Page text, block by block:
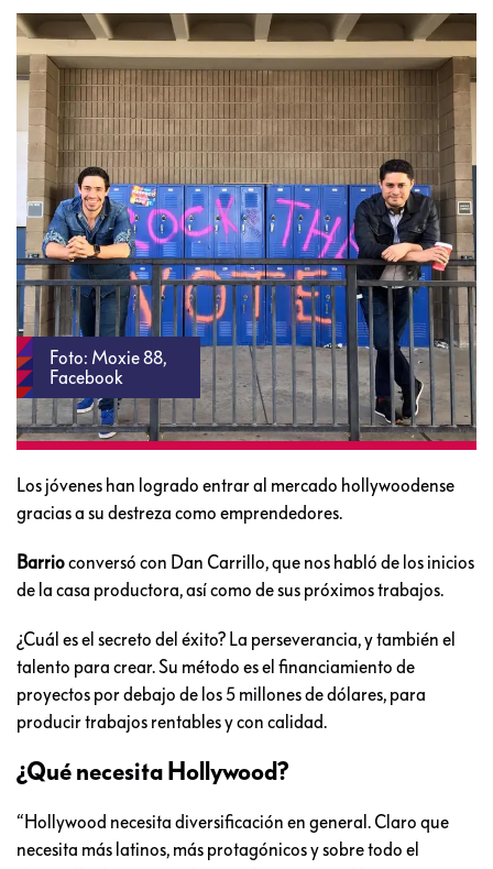
Foto: Moxie 88,
Facebook
Los jóvenes han logrado entrar al mercado hollywoodense
gracias a su destreza como emprendedores.
Barrioconversó con Dan Carrillo, que nos habló de los inicios
de la casa productora, así como de sus próximos trabajos.
¿Cuál es el secreto del éxito? La perseverancia, y también el
talento para crear. Su método es el financiamiento de
proyectos por debajo de los 5 millones de dólares, para
producir trabajos rentables y con calidad.
¿Qué necesita Hollywood?
“Hollywood necesita diversificación en general. Claro que
necesita más latinos, más protagónicos y sobre todo el